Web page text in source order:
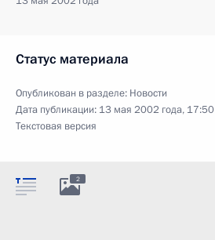
Статус материала
Опубликован в разделе: Новости
Дата публикации: 13 мая 2002 года, 17:50
Текстовая версия
2